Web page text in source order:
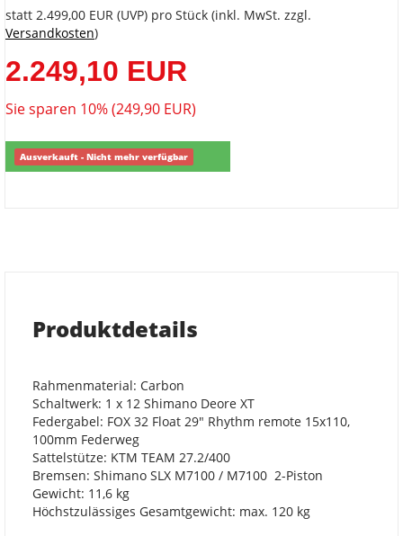
statt 2.499,00 EUR (UVP) pro Stück (inkl. MwSt. zzgl.
Versandkosten)
2.249,10 EUR
Sie sparen 10% (249,90 EUR)
Ausverkauft - Nicht mehr verfügbar
Produktdetails
Rahmenmaterial: Carbon
Schaltwerk: 1 x 12 Shimano Deore XT
Federgabel: FOX 32 Float 29" Rhythm remote 15x110,
100mm Federweg
Sattelstütze: KTM TEAM 27.2/400
Bremsen: Shimano SLX M7100 / M7100 2-Piston
Gewicht: 11,6 kg
Höchstzulässiges Gesamtgewicht: max. 120 kg